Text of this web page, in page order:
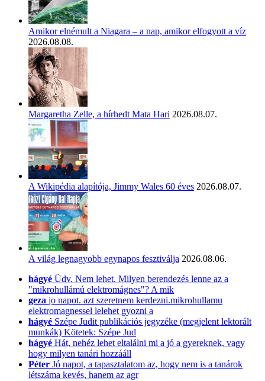
Amikor elnémult a Niagara – a nap, amikor elfogyott a víz
2026.08.08.
Margaretha Zelle, a hírhedt Mata Hari 2026.08.07.
A Wikipédia alapítója, Jimmy Wales 60 éves 2026.08.07.
A világ legnagyobb egynapos fesztiválja 2026.08.06.
hágyé Üdv. Nem lehet. Milyen berendezés lenne az a
"mikrohullámú elektromágnes"? A mik
geza jo napot. azt szeretnem kerdezni.mikrohullamu
elektromagnessel lelehet gyozni a
hágyé Szépe Judit publikációs jegyzéke (megjelent lektorált
munkák) Kötetek: Szépe Jud
hágyé Hát, nehéz lehet eltalálni mi a jó a gyereknek, vagy
hogy milyen tanári hozzááll
Péter Jó napot, a tapasztalatom az, hogy nem is a tanárok
létszáma kevés, hanem az agr